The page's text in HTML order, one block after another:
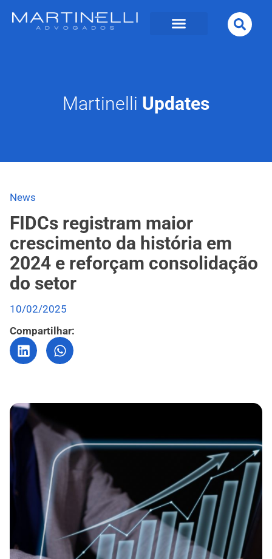
Martinelli Updates
News
FIDCs registram maior
crescimento da história em
2024 e reforçam consolidação
do setor
10/02/2025
Compartilhar: